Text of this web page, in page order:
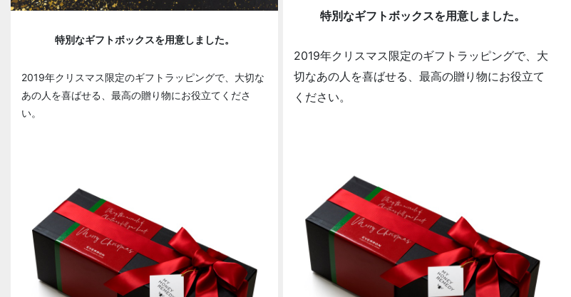
特別なギフトボックスを用意しました。
2019年クリスマス限定のギフトラッピングで、大切な
あの人を喜ばせる、最高の贈り物にお役立てくださ
い。
特別なギフトボックスを用意しました。
2019年クリスマス限定のギフトラッピングで、大
切なあの人を喜ばせる、最高の贈り物にお役立て
ください。